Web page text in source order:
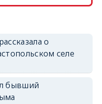
о
селе
бывший